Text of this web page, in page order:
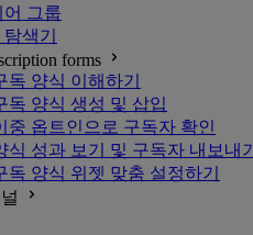
어 그룹
색기
forms
독 양식 이해하기
독 양식 생성 및 삽입
중 옵트인으로 구독자 확인
식 성과 보기 및 구독자 내보내기
독 양식 위젯 맞춤 설정하기